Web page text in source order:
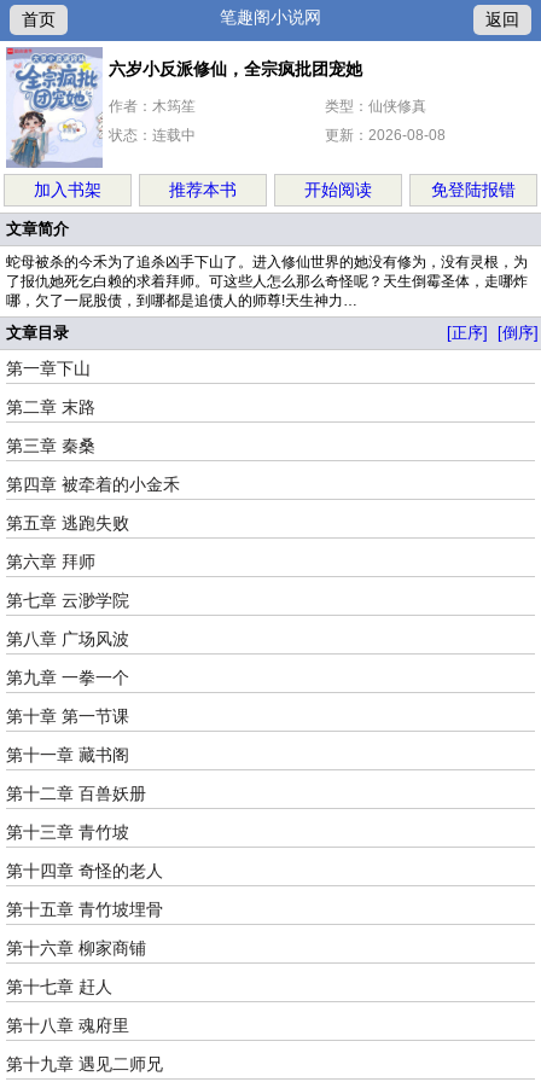
首页 笔趣阁小说网 返回
六岁小反派修仙，全宗疯批团宠她
作者：木筠笙
类型：仙侠修真
状态：连载中
更新：2026-08-08
加入书架 推荐本书 开始阅读 免登陆报错
文章简介
蛇母被杀的今禾为了追杀凶手下山了。进入修仙世界的她没有修为，没有灵根，为
了报仇她死乞白赖的求着拜师。可这些人怎么那么奇怪呢？天生倒霉圣体，走哪炸
哪，欠了一屁股债，到哪都是追债人的师尊!天生神力…
文章目录 [正序] [倒序]
第一章下山
第二章 末路
第三章 秦桑
第四章 被牵着的小金禾
第五章 逃跑失败
第六章 拜师
第七章 云渺学院
第八章 广场风波
第九章 一拳一个
第十章 第一节课
第十一章 藏书阁
第十二章 百兽妖册
第十三章 青竹坡
第十四章 奇怪的老人
第十五章 青竹坡埋骨
第十六章 柳家商铺
第十七章 赶人
第十八章 魂府里
第十九章 遇见二师兄